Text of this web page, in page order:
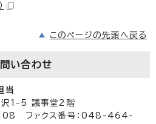
このページの先頭へ戻る
い合わせ
当
1-5 議事堂2階
ファクス番号：048-464-